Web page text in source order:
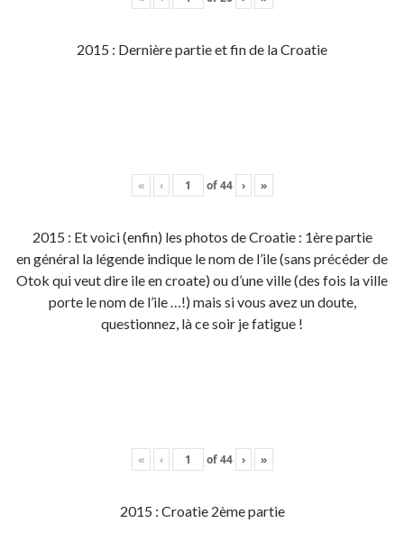
2015 : Dernière partie et fin de la Croatie
« ‹ of44 › »
2015 : Et voici (enfin) les photos de Croatie : 1ère partie
en général la légende indique le nom de l’ile (sans précéder de
Otok qui veut dire ile en croate) ou d’une ville (des fois la ville
porte le nom de l’ile …!) mais si vous avez un doute,
questionnez, là ce soir je fatigue !
« ‹ of44 › »
2015 : Croatie 2ème partie